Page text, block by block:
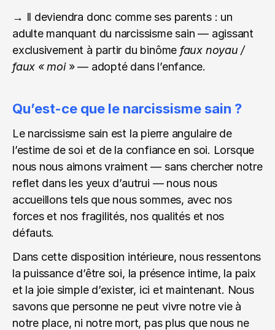
→ Il deviendra donc comme ses parents : un
adulte manquant du narcissisme sain — agissant
exclusivement à partir du binôme faux noyau /
faux « moi » — adopté dans l’enfance.
Qu’est-ce que le narcissisme sain ?
Le narcissisme sain est la pierre angulaire de
l’estime de soi et de la confiance en soi. Lorsque
nous nous aimons vraiment — sans chercher notre
reflet dans les yeux d’autrui — nous nous
accueillons tels que nous sommes, avec nos
forces et nos fragilités, nos qualités et nos
défauts.
Dans cette disposition intérieure, nous ressentons
la puissance d’être soi, la présence intime, la paix
et la joie simple d’exister, ici et maintenant. Nous
savons que personne ne peut vivre notre vie à
notre place, ni notre mort, pas plus que nous ne